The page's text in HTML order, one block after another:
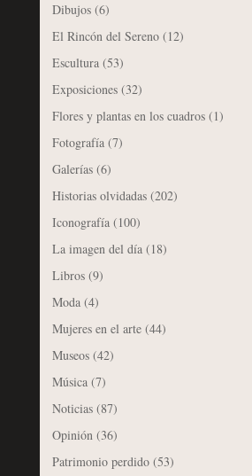
Dibujos(6)
El Rincón del Sereno(12)
Escultura(53)
Exposiciones(32)
Flores y plantas en los cuadros(1)
Fotografía(7)
Galerías(6)
Historias olvidadas(202)
Iconografía(100)
La imagen del día(18)
Libros(9)
Moda(4)
Mujeres en el arte(44)
Museos(42)
Música(7)
Noticias(87)
Opinión(36)
Patrimonio perdido(53)